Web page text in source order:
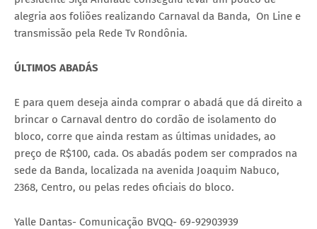
alegria aos foliões realizando Carnaval da Banda, On Line e
transmissão pela Rede Tv Rondônia.
ÚLTIMOS ABADÁS
E para quem deseja ainda comprar o abadá que dá direito a
brincar o Carnaval dentro do cordão de isolamento do
bloco, corre que ainda restam as últimas unidades, ao
preço de R$100, cada. Os abadás podem ser comprados na
sede da Banda, localizada na avenida Joaquim Nabuco,
2368, Centro, ou pelas redes oficiais do bloco.
Yalle Dantas- Comunicação BVQQ- 69-92903939